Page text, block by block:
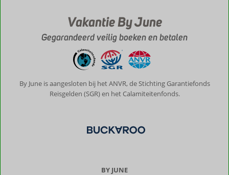
Vakantie By June
Gegarandeerd veilig boeken en betalen
By June is aangesloten bij het ANVR, de Stichting Garantiefonds
Reisgelden (SGR) en het Calamiteitenfonds.
BY JUNE